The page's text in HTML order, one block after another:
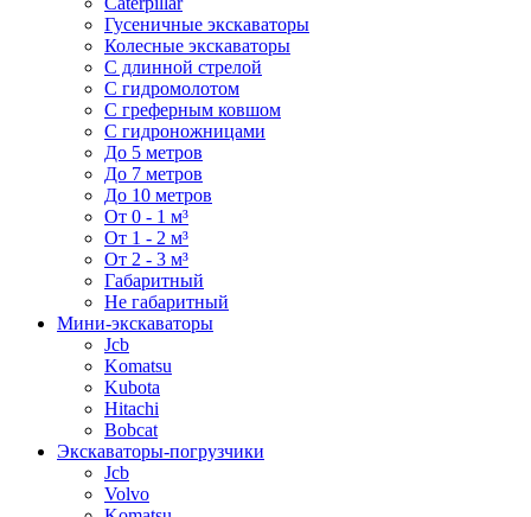
Гусеничные экскаваторы
Колесные экскаваторы
С длинной стрелой
С гидромолотом
С греферным ковшом
С гидроножницами
До 5 метров
До 7 метров
До 10 метров
От 0 - 1 м³
От 1 - 2 м³
От 2 - 3 м³
Габаритный
Не габаритный
Мини-экскаваторы
Jcb
Komatsu
Kubota
Hitachi
Bobcat
Экскаваторы-погрузчики
Jcb
Volvo